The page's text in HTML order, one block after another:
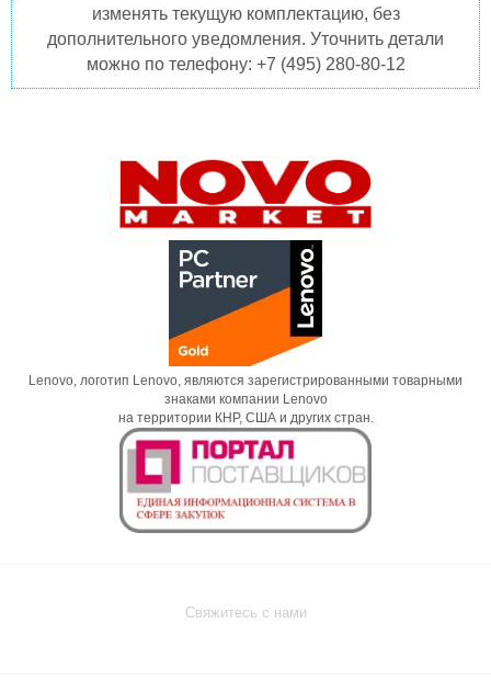
изменять текущую комплектацию, без
дополнительного уведомления. Уточнить детали
можно по телефону: +7 (495) 280-80-12
Lenovo, логотип Lenovo, являются зарегистрированными товарными
знаками компании Lenovo
на территории КНР, США и других стран.
Свяжитесь с нами